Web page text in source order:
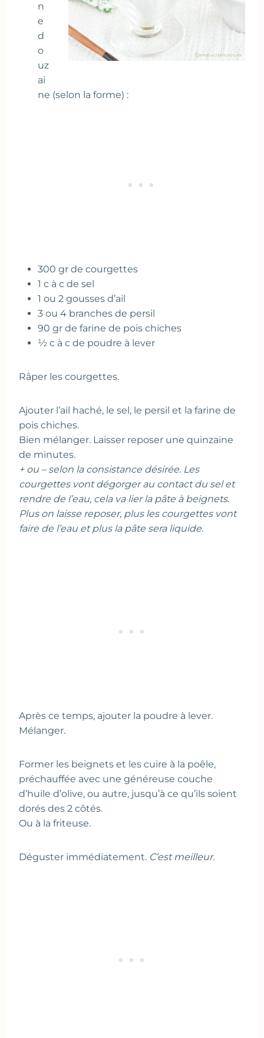
n
e
d
o
uz
ai
ne (selon la forme) :
300 gr de courgettes
1 c à c de sel
1 ou 2 gousses d’ail
3 ou 4 branches de persil
90 gr de farine de pois chiches
½ c à c de poudre à lever
Râper les courgettes.
Ajouter l’ail haché, le sel, le persil et la farine de
pois chiches.
Bien mélanger. Laisser reposer une quinzaine
de minutes.
+ ou – selon la consistance désirée. Les
courgettes vont dégorger au contact du sel et
rendre de l’eau, cela va lier la pâte à beignets.
Plus on laisse reposer, plus les courgettes vont
faire de l’eau et plus la pâte sera liquide.
Après ce temps, ajouter la poudre à lever.
Mélanger.
Former les beignets et les cuire à la poêle,
préchauffée avec une généreuse couche
d’huile d’olive, ou autre, jusqu’à ce qu’ils soient
dorés des 2 côtés.
Ou à la friteuse.
Déguster immédiatement. C’est meilleur.